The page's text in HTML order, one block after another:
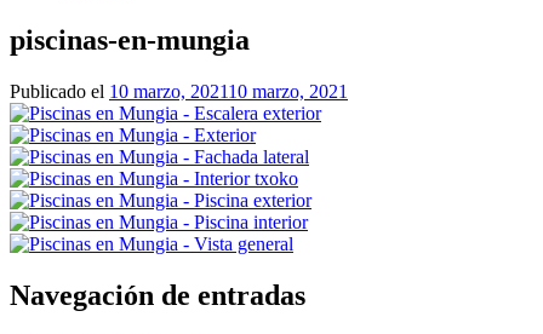
piscinas-en-mungia
Publicado el 10 marzo, 202110 marzo, 2021
Navegación de entradas